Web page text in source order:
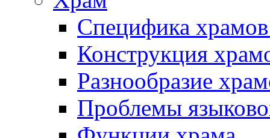
Специфика
Конструкция
Разнообразие
Проблемы